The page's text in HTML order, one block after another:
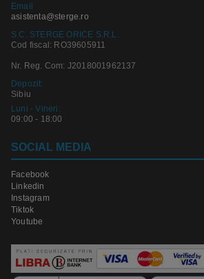
Email
asistenta@sterge.ro
S.C. STERGE ORICE S.R.L.
Cod fiscal: RO39605911
Nr. Reg. Com: J2018001962137
Depozit:
Sibiu
Luni - Vineri:
09:00 - 18:00
SOCIAL MEDIA
Facebook
Linkedin
Instagram
Tiktok
Youtube